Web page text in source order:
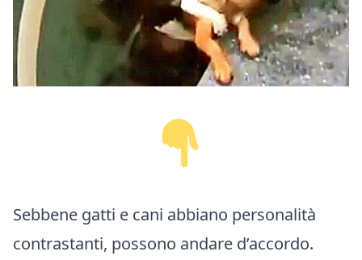
Sebbene gatti e cani abbiano personalità
contrastanti, possono andare d’accordo.